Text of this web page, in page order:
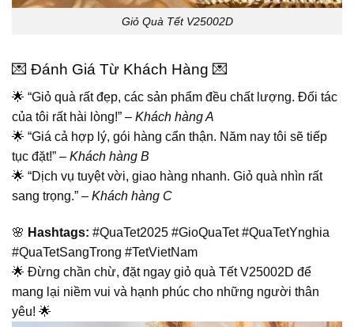
Giỏ Quà Tết V25002D
💌 Đánh Giá Từ Khách Hàng 💌
🌟 “Giỏ quà rất đẹp, các sản phẩm đều chất lượng. Đối tác
của tôi rất hài lòng!” – Khách hàng A
🌟 “Giá cả hợp lý, gói hàng cẩn thận. Năm nay tôi sẽ tiếp
tục đặt!” – Khách hàng B
🌟 “Dịch vụ tuyệt vời, giao hàng nhanh. Giỏ quà nhìn rất
sang trọng.” – Khách hàng C
🌸 Hashtags: #QuaTet2025 #GioQuaTet #QuaTetYnghia
#QuaTetSangTrong #TetVietNam
🌟 Đừng chần chừ, đặt ngay giỏ quà Tết V25002D để
mang lại niềm vui và hạnh phúc cho những người thân
yêu! 🌟